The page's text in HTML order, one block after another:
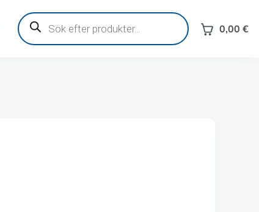
Produktsökning
0,00 €